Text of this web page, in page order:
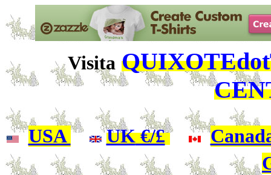
Visita
USA| UK€/£ |